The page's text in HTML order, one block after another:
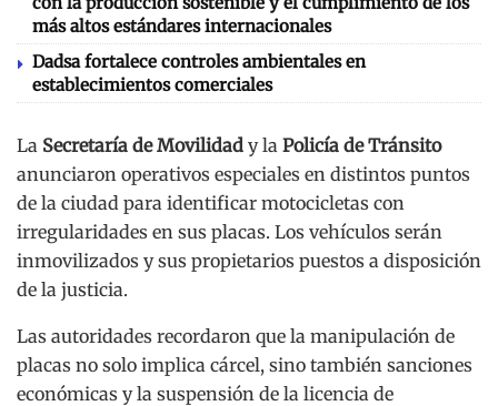
más altos estándares internacionales
Dadsa fortalece controles ambientales en
establecimientos comerciales
La Secretaría de Movilidad y la Policía de Tránsito
anunciaron operativos especiales en distintos puntos
de la ciudad para identificar motocicletas con
irregularidades en sus placas. Los vehículos serán
inmovilizados y sus propietarios puestos a disposición
de la justicia.
Las autoridades recordaron que la manipulación de
placas no solo implica cárcel, sino también sanciones
económicas y la suspensión de la licencia de